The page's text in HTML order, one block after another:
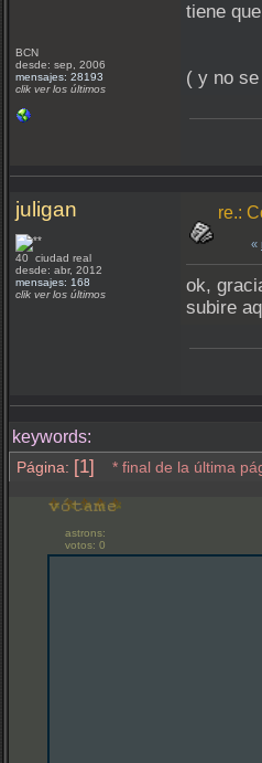
BCN
desde: sep, 2006
mensajes: 28193
clik ver los últimos
tiene
( y no
juligan
40 ciudad real
desde: abr, 2012
mensajes: 168
clik ver los últimos
re.:
«
ok,
subire
keywords:
Página: [1] * final de la última
astrons:
votos: 0